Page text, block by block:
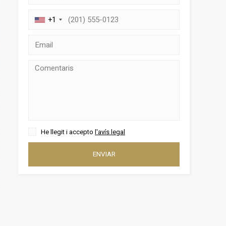
+1
He llegit i accepto l'avís legal
ENVIAR
web.